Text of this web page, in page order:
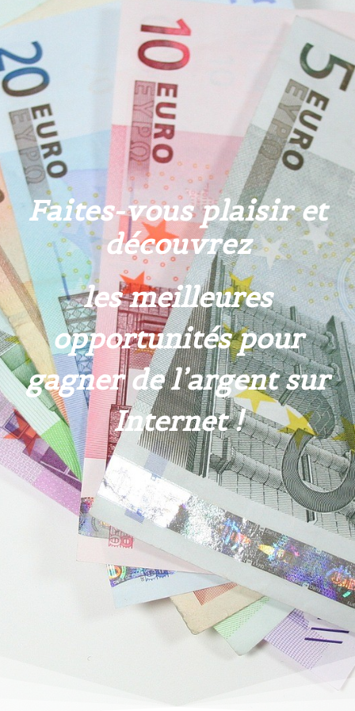
Faites-vous plaisir et
découvrez
les meilleures
opportunités pour
gagner de l’argent sur
Internet !